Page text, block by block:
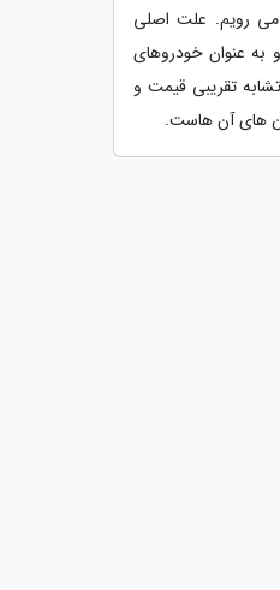
می رویم. علت اصلی
به عنوان خودروهای
با مزدا 3، تشابه تقریبی قیمت و
های آن هاست.